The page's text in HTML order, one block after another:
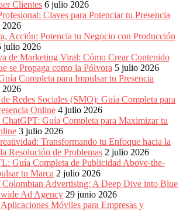
Clientes 6 julio 2026
Claves para Potenciar tu Presencia
Acción: Potencia tu Negocio con Producción
julio 2026
de Marketing Viral: Cómo Crear Contenido
se Propaga como la Pólvora 5 julio 2026
Completa para Impulsar tu Presencia
Redes Sociales (SMO): Guía Completa para
Online 4 julio 2026
Guía Completa para Maximizar tu
3 julio 2026
Transformando tu Enfoque hacia la
Resolución de Problemas 2 julio 2026
Guía Completa de Publicidad Above-the-
tu Marca 2 julio 2026
Advertising: A Deep Dive into Blue
Ad Agency 29 junio 2026
Móviles para Empresas y